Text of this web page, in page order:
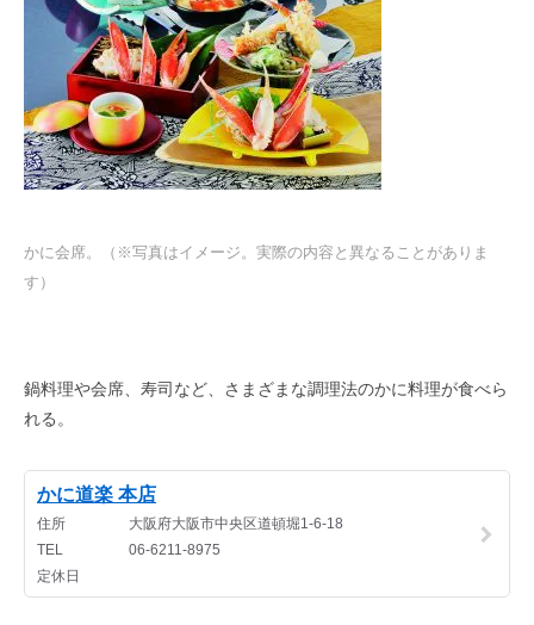
かに会席。（※写真はイメージ。実際の内容と異なることがありま
す）
鍋料理や会席、寿司など、さまざまな調理法のかに料理が食べら
れる。